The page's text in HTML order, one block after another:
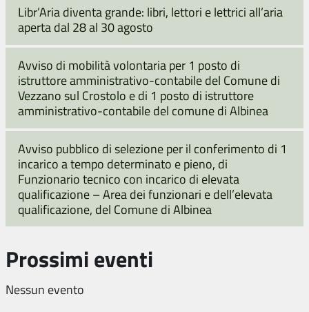
Libr’Aria diventa grande: libri, lettori e lettrici all’aria
aperta dal 28 al 30 agosto
Avviso di mobilità volontaria per 1 posto di
istruttore amministrativo-contabile del Comune di
Vezzano sul Crostolo e di 1 posto di istruttore
amministrativo-contabile del comune di Albinea
Avviso pubblico di selezione per il conferimento di 1
incarico a tempo determinato e pieno, di
Funzionario tecnico con incarico di elevata
qualificazione – Area dei funzionari e dell’elevata
qualificazione, del Comune di Albinea
Prossimi eventi
Nessun evento